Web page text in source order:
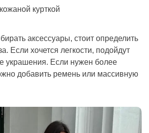
курткой
аксессуары, стоит определить
Если хочется легкости, подойдут
украшения. Если нужен более
добавить ремень или массивную